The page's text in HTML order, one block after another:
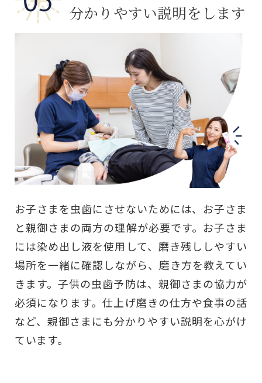
分かりやすい説明をします
お子さまを虫歯にさせないためには、お子さま
と親御さまの両方の理解が必要です。お子さま
には染め出し液を使用して、磨き残ししやすい
場所を一緒に確認しながら、磨き方を教えてい
きます。子供の虫歯予防は、親御さまの協力が
必須になります。仕上げ磨きの仕方や食事の話
など、親御さまにも分かりやすい説明を心がけ
ています。